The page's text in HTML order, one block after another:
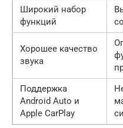
Широкий набор
функций
Хорошее качество
звука
Поддержка
Android Auto и
Apple CarPlay